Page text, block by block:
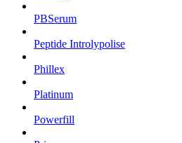
PBSerum
Peptide Introlypolise
Phillex
Platinum
Powerfill